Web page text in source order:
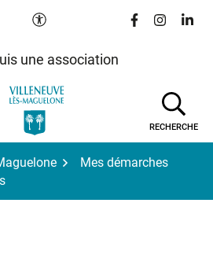
Paramètres d'accessibilité
Lien vers le
Lien vers
Lien
une association
RECHERCHE
Mes démarches